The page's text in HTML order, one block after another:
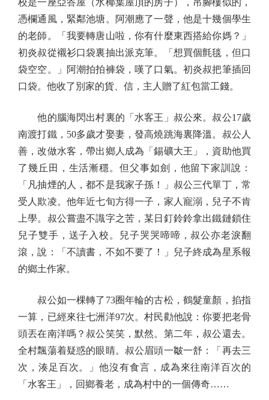
憑欄通風，緊鄰池塘。阿潮應了一聲，他是十幾個學生
的老師。「我要轉唐山啦，你有什麼東西搭給你媽？」
初炎叔從襯衫口袋裏抽出派克筆。「想買個氈毯，但口
袋空空。」阿潮拍拍褲袋，嘆了口氣。初炎叔把筆插回
口袋。他收了別家的貨、信，主人贈了紅包當工錢。
他的腦海閃出村裏的「水客王」叔公來。叔公17歲
南渡打鐵，50多歲才娶妻，發高燒跳海裏降溫。叔公人
善，改做水客，帶出鄉人成為「錫礦大王」，資助他買
了幾丘田，生活漸穩。但父事如劍，他留下家訓說：
「凡抽煙的人，都不是我家子孫！」叔公三代單丁，常
受人欺凌。他年近七旬方得一子，家人寵溺，兒子不肯
上學。叔公嘗盡不識字之苦，某日釘鈴鈴拿出鐵鏈鎖住
兒子雙手，送子入校。兒子哭哭啼啼，叔公亦老淚翻
滾，說：「不讀書，不如不要了！」兒子終成為星系報
的鄉土作家。
叔公如一棵轉了73圈年輪的古松，鶴髮童顏，掐指
一算，已經來往七洲洋97次。村民勸他說：你要把老骨
頭丟在南洋嗎？叔公笑笑，默然。第二年，叔公還去。
全村飄蕩着疑惑的眼睛。叔公眉頭一皺一舒：「再去三
次，湊足百次。」他沒有食言，成為來往南洋百次的
「水客王」，回鄉養老，成為村中的一個傳奇……